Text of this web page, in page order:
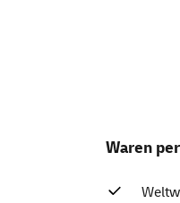
Waren